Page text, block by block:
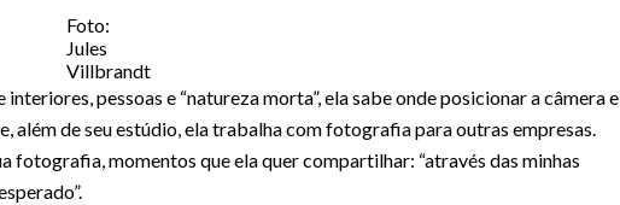
Foto:
Jules
Villbrandt
pessoas e “natureza morta”, ela sabe onde posicionar a câmera e
além de seu estúdio, ela trabalha com fotografia para outras empresas.
momentos que ela quer compartilhar: “através das minhas